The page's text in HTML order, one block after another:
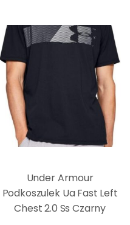
Under Armour
Podkoszulek Ua Fast Left
Chest 2.0 Ss Czarny